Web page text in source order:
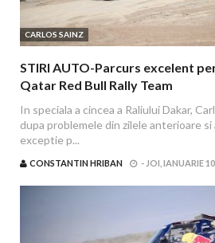
CARLOS SAINZ
STIRI AUTO-Parcurs excelent
Qatar Red Bull Rally Team
In speciala a cincea a Raliului Dakar,
dupa problemele din zilele anterioare
exceptie p...
CONSTANTIN HRIBAN - JOI, IANUARIE